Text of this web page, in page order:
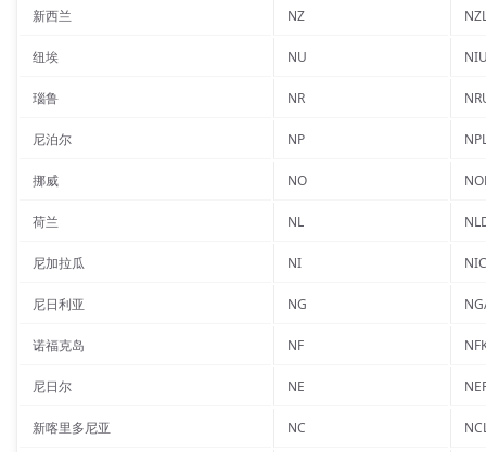
新西兰 NZ
纽埃 NU
瑙鲁 NR
尼泊尔 NP
挪威 NO
荷兰 NL
尼加拉瓜 NI NIC
尼日利亚 NG
诺福克岛 NF
尼日尔 NE
新喀里多尼亚 NC